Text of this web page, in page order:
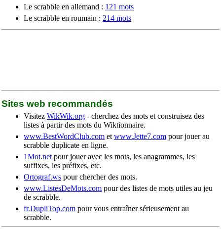
Le scrabble en allemand : 121 mots
Le scrabble en roumain : 214 mots
Sites web recommandés
Visitez WikWik.org - cherchez des mots et construisez des
listes à partir des mots du Wiktionnaire.
www.BestWordClub.com et www.Jette7.com pour jouer au
scrabble duplicate en ligne.
1Mot.net pour jouer avec les mots, les anagrammes, les
suffixes, les préfixes, etc.
Ortograf.ws pour chercher des mots.
www.ListesDeMots.com pour des listes de mots utiles au jeu
de scrabble.
fr.DupliTop.com pour vous entraîner sérieusement au
scrabble.